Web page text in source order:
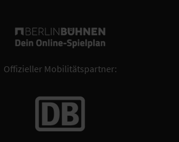
Offizieller Mobilitätspartner: